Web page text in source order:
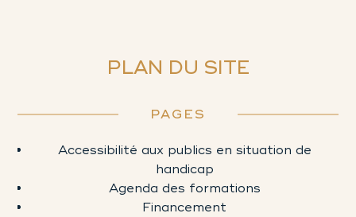
PLAN DU SITE
PAGES
Accessibilité aux publics en situation de
handicap
Agenda des formations
Financement